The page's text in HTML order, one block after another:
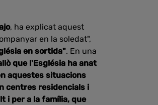
, ha explicat aquest
en la soledat",
en sortida". En una
que l'Església ha anat
aquestes situacions
centres residencials i
i per a la família, que